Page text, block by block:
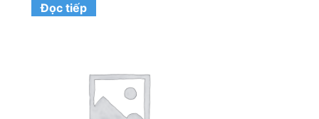
Đọc tiếp